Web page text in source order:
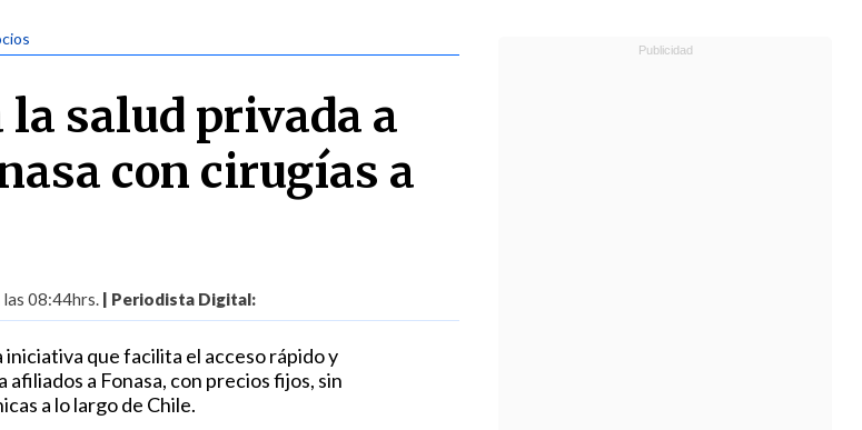
la salud privada a
con cirugías a
las 08:44hrs. | Periodista Digital:
que facilita el acceso rápido y
a Fonasa, con precios fijos, sin
a lo largo de Chile.